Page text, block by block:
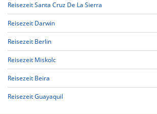
Reisezeit Santa Cruz De La Sierra
Reisezeit Darwin
Reisezeit Berlin
Reisezeit Miskolc
Reisezeit Beira
Reisezeit Guayaquil